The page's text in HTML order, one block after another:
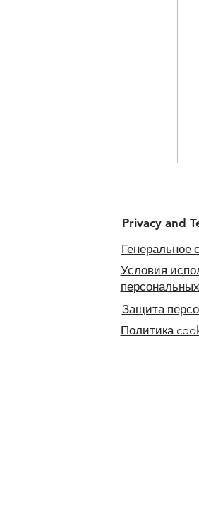
Privacy and
Генеральное
Условия
Защита
Политика